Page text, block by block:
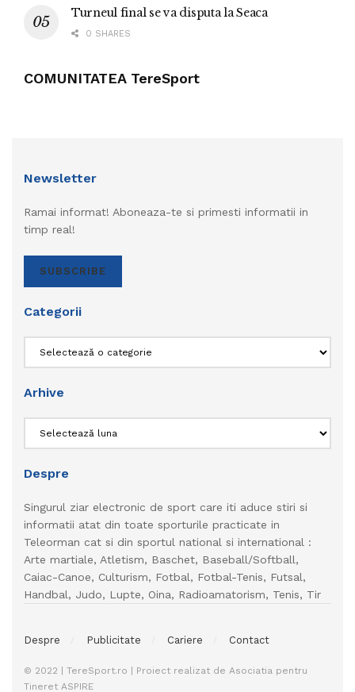
Turneul final se va disputa la Seaca
0 SHARES
COMUNITATEA TereSport
Newsletter
Ramai informat! Aboneaza-te si primesti informatii in
timp real!
SUBSCRIBE
Categorii
Arhive
Despre
Singurul ziar electronic de sport care iti aduce stiri si
informatii atat din toate sporturile practicate in
Teleorman cat si din sportul national si international :
Arte martiale, Atletism, Baschet, Baseball/Softball,
Caiac-Canoe, Culturism, Fotbal, Fotbal-Tenis, Futsal,
Handbal, Judo, Lupte, Oina, Radioamatorism, Tenis, Tir
Despre Publicitate Cariere Contact
© 2022 | TereSport.ro | Proiect realizat de Asociatia pentru
Tineret ASPIRE